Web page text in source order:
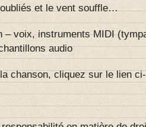
et le vent souffle…
– voix, instruments MIDI
audio
chanson, cliquez sur le lien